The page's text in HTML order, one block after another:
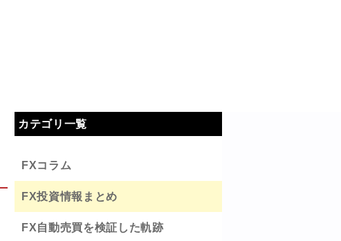
カテゴリ一覧
FXコラム
FX投資情報まとめ
FX自動売買を検証した軌跡